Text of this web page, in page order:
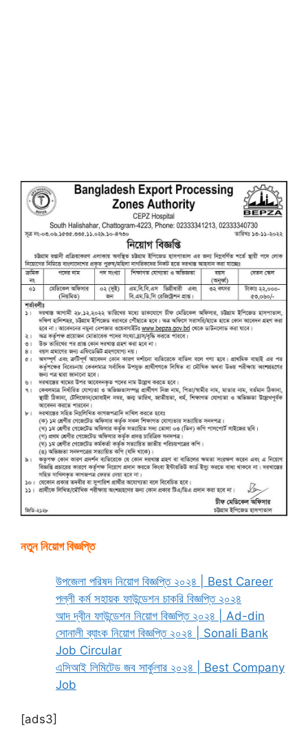
নতুন নিয়োগ বিজ্ঞপ্তি
উপজেলা পরিষদ নিয়োগ বিজ্ঞপ্তি ২০২৪ | Best Career
পল্লী কর্ম সহায়ক ফাউন্ডেশন চাকরি বিজ্ঞপ্তি ২০২৪
আদ দ্বীন ফাউন্ডেশন নিয়োগ বিজ্ঞপ্তি ২০২৪ | Ad-din
সোনালী ব্যাংক নিয়োগ বিজ্ঞপ্তি ২০২৪ | Sonali Bank
Job Circular
এসিআই লিমিটেড জব সার্কুলার ২০২৪ | Best Company
Job
[ads3]